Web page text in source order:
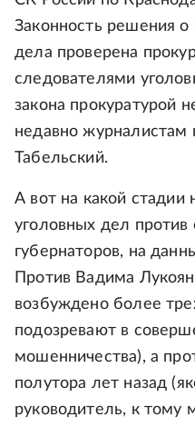
Законность решения о
дела проверена
следователями
закона прокуратурой
недавно журналистам
Табельский.
А вот на какой стадии
уголовных дел
губернаторов, на
Против Вадима
возбуждено более
подозревают в
мошенничества), а
полутора лет назад
руководитель, к тому